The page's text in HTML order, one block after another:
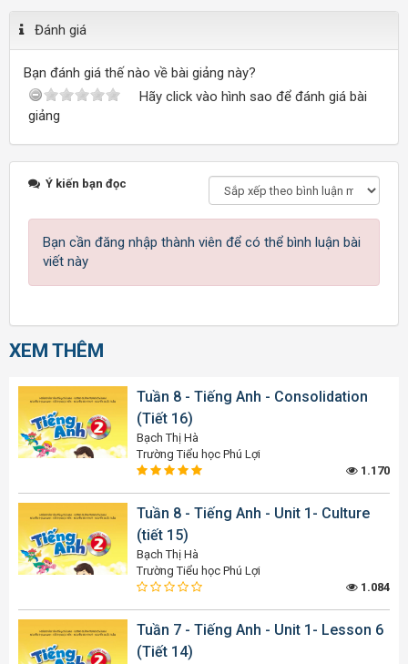
Đánh giá
Bạn đánh giá thế nào về bài giảng này?
Hãy click vào hình sao để đánh giá bài
giảng
Ý kiến bạn đọc
Bạn cần đăng nhập thành viên để có thể bình luận bài
viết này
XEM THÊM
Tuần 8 - Tiếng Anh - Consolidation
(Tiết 16)
Bạch Thị Hà
Trường Tiểu học Phú Lợi
1.170
Tuần 8 - Tiếng Anh - Unit 1- Culture
(tiết 15)
Bạch Thị Hà
Trường Tiểu học Phú Lợi
1.084
Tuần 7 - Tiếng Anh - Unit 1- Lesson 6
(Tiết 14)